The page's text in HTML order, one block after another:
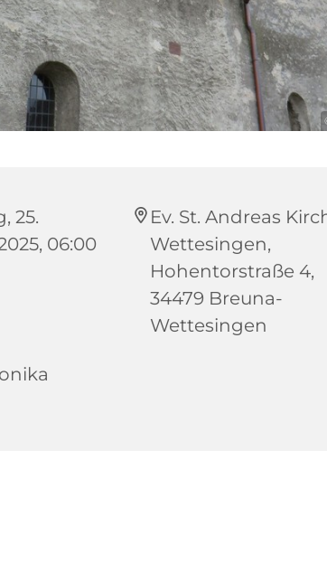
25.
06:00
Ev. St. Andreas
Wettesingen,
Hohentorstraße 4,
34479 Breuna-
Wettesingen